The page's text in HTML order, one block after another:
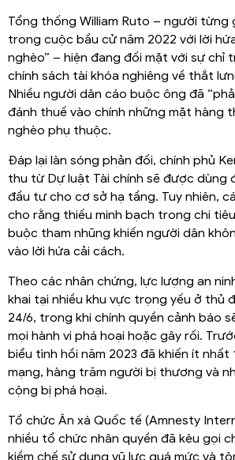
Tổng thống William Ruto – người từng
trong cuộc bầu cử năm 2022 với lời
nghèo” – hiện đang đối mặt với sự chỉ
chính sách tài khóa nghiêng về thắt
Nhiều người dân cáo buộc ông đã
đánh thuế vào chính những mặt hàng
nghèo phụ thuộc.
Đáp lại làn sóng phản đối, chính phủ
thu từ Dự luật Tài chính sẽ được dùng
đầu tư cho cơ sở hạ tầng. Tuy nhiên,
cho rằng thiếu minh bạch trong chi
buộc tham nhũng khiến người dân
vào lời hứa cải cách.
Theo các nhân chứng, lực lượng an
khai tại nhiều khu vực trọng yếu ở thủ
24/6, trong khi chính quyền cảnh báo
mọi hành vi phá hoại hoặc gây rối.
biểu tình hồi năm 2023 đã khiến ít nhất
mạng, hàng trăm người bị thương và
cộng bị phá hoại.
Tổ chức Ân xá Quốc tế (Amnesty
nhiều tổ chức nhân quyền đã kêu gọi
kiềm chế sử dụng vũ lực quá mức và